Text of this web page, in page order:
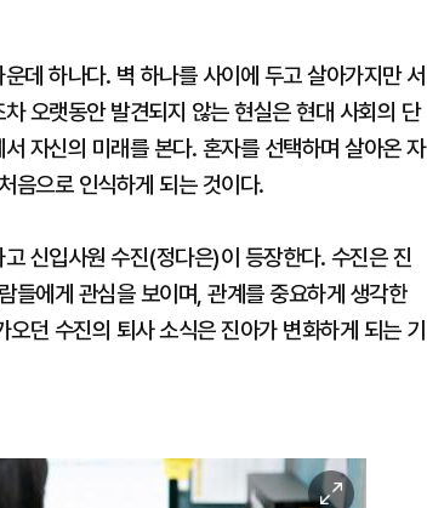
데 하나다. 벽 하나를 사이에 두고 살아가지만 서
오랫동안 발견되지 않는 현실은 현대 사회의 단
자신의 미래를 본다. 혼자를 선택하며 살아온 자
음으로 인식하게 되는 것이다.
신입사원 수진(정다은)이 등장한다. 수진은 진
들에게 관심을 보이며, 관계를 중요하게 생각한
던 수진의 퇴사 소식은 진아가 변화하게 되는 기
이